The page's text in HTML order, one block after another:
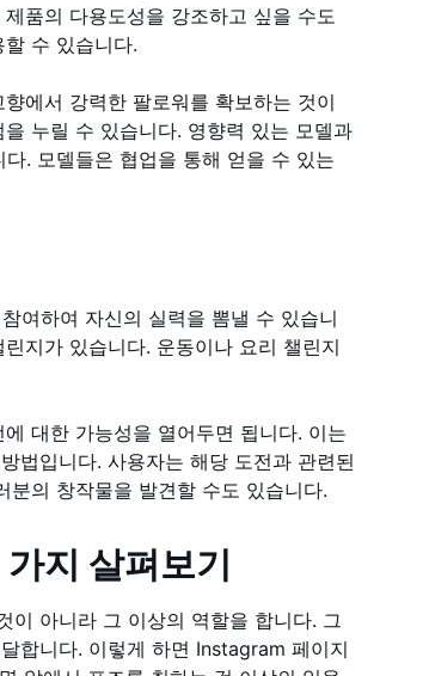
품의 다용도성을 강조하고 싶을 수도
수 있습니다.
에서 강력한 팔로워를 확보하는 것이
누릴 수 있습니다. 영향력 있는 모델과
. 모델들은 협업을 통해 얻을 수 있는
여하여 자신의 실력을 뽐낼 수 있습니
지가 있습니다. 운동이나 요리 챌린지
대한 가능성을 열어두면 됩니다. 이는
법입니다. 사용자는 해당 도전과 관련된
의 창작물을 발견할 수도 있습니다.
지 살펴보기
이 아니라 그 이상의 역할을 합니다. 그
합니다. 이렇게 하면 Instagram 페이지